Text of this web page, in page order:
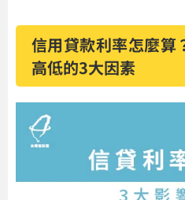
信用貸款利率怎麼算
高低的3大因素